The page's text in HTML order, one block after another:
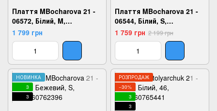
Плаття MBocharova 21 -
06572, Білий, M,
2999860767506
1 799 грн
Плаття MBocharova 21 -
06544, Білий, S,
2999860758474
1 759 грн 2 199 грн
НОВИНКА
3
3
РОЗПРОДАЖ
−30%
3
3